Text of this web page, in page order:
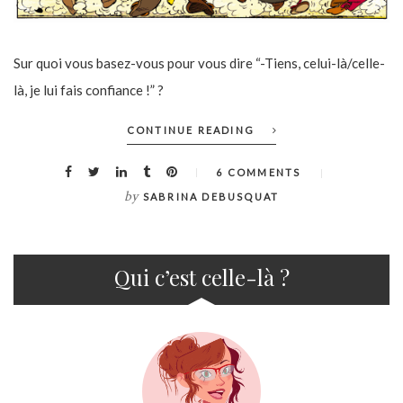
Sur quoi vous basez-vous pour vous dire “-Tiens, celui-là/celle-
là, je lui fais confiance !” ?
CONTINUE READING
6 COMMENTS
by SABRINA DEBUSQUAT
Qui c’est celle-là ?